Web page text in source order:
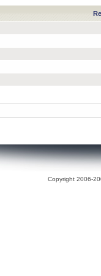
Copyright 2006-